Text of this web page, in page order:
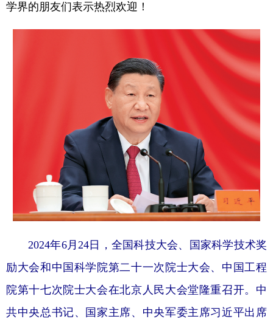
彩票 娱乐
上市公司
天津 河北 山西
吉林 上海
浙江 安徽 福建
山东 河南 湖北 湖南
四川 贵州 云南 西藏
陕西 甘肃 青海 宁夏
新疆 内蒙古 黑龙江
学界的朋友们表示热烈欢迎！
2024年6月24日，全国科技大会、国家科学技术奖
励大会和中国科学院第二十一次院士大会、中国工程
院第十七次院士大会在北京人民大会堂隆重召开。中
共中央总书记、国家主席、中央军委主席习近平出席